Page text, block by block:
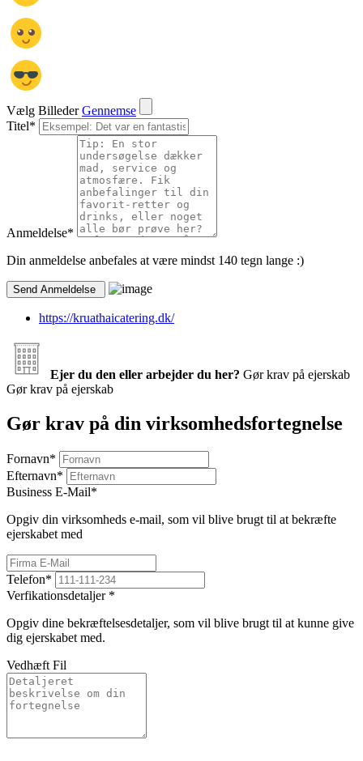
Vælg Billeder Gennemse
Titel*
Anmeldelse*
Din anmeldelse anbefales at være mindst 140 tegn lange :)
https://kruathaicatering.dk/
Ejer du den eller arbejder du her? Gør krav på ejerskab
Gør krav på ejerskab
Gør krav på din virksomhedsfortegnelse
Fornavn*
Efternavn*
Business E-Mail*
Opgiv din virksomheds e-mail, som vil blive brugt til at bekræfte
ejerskabet med
Telefon*
Verfikationsdetaljer *
Opgiv dine bekræftelsesdetaljer, som vil blive brugt til at kunne give
dig ejerskabet med.
Vedhæft Fil